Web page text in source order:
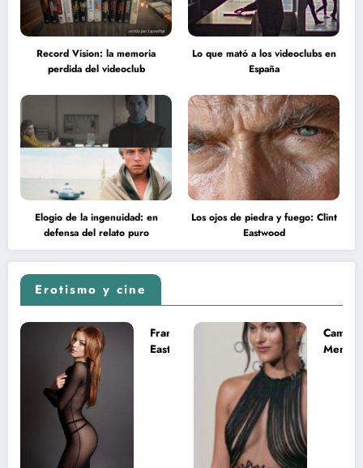
Record Vision: la memoria
perdida del videoclub
Lo que mató a los videoclubs en
España
Elogio de la ingenuidad: en
defensa del relato puro
Los ojos de piedra y fuego: Clint
Eastwood
Erotismo y cine
Francesca
Eastwood y
Camila
Mendes